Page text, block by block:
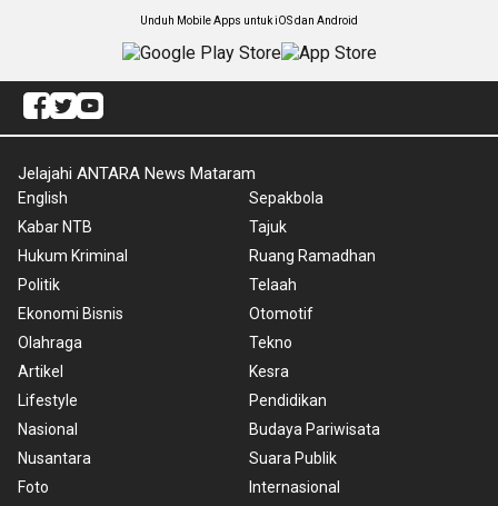
Unduh Mobile Apps untuk iOS dan Android
Jelajahi ANTARA News Mataram
English
Kabar NTB
Hukum Kriminal
Politik
Ekonomi Bisnis
Olahraga
Artikel
Lifestyle
Nasional
Nusantara
Foto
Sepakbola
Tajuk
Ruang Ramadhan
Telaah
Otomotif
Tekno
Kesra
Pendidikan
Budaya Pariwisata
Suara Publik
Internasional